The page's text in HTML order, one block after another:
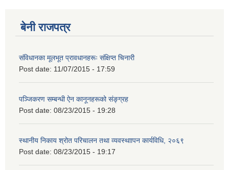
बेनी राजपत्र
संविधानका मूलभूत प्रावधानहरूः संक्षिप्त चिनारी
Post date: 11/07/2015 - 17:59
पञ्जिकरण सम्बन्धी ऐन कानूनहरूको संङ्ग्रह
Post date: 08/23/2015 - 19:28
स्थानीय निकाय श्रोत परिचालन तथा व्यवस्थाापन कार्यविधि, २०६९
Post date: 08/23/2015 - 19:17